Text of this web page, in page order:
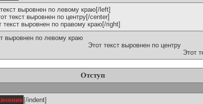
выровнен по левому краю[/left]
текст выровнен по центру[/center]
текст выровнен по правому краю[/right]
выровнен по левому краю
Этот текст выровнен по центру
Этот
Отступ
[/indent]